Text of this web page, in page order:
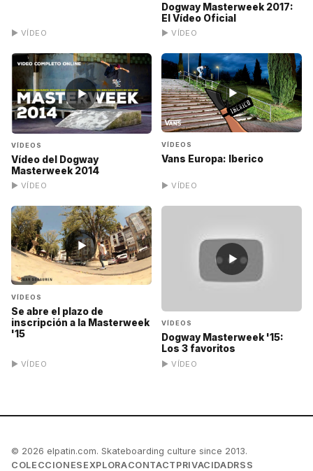
▶ VÍDEO
Dogway Masterweek 2017:
El Vídeo Oficial
▶ VÍDEO
▶
VÍDEOS
Vídeo del Dogway
Masterweek 2014
▶ VÍDEO
▶
VÍDEOS
Vans Europa: Iberico
▶ VÍDEO
▶
VÍDEOS
Se abre el plazo de
inscripción a la Masterweek
'15
▶ VÍDEO
▶
VÍDEOS
Dogway Masterweek '15:
Los 3 favoritos
▶ VÍDEO
© 2026 elpatin.com. Skateboarding culture since 2013.
COLECCIONES EXPLORACONTACT PRIVACIDADRSS